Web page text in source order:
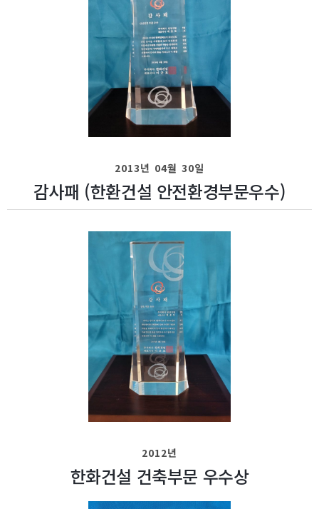
2013년 04월 30일
감사패 (한환건설 안전환경부문우수)
2012년
한화건설 건축부문 우수상